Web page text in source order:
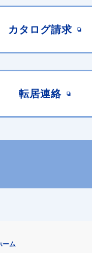
カタログ請求
転居連絡
ーム